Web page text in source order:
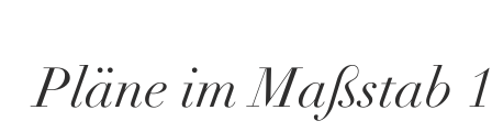
Pläne im Maßstab